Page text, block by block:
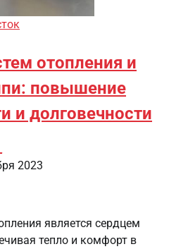
отопления и
повышение
и долговечности
2023
является сердцем
тепло и комфорт в